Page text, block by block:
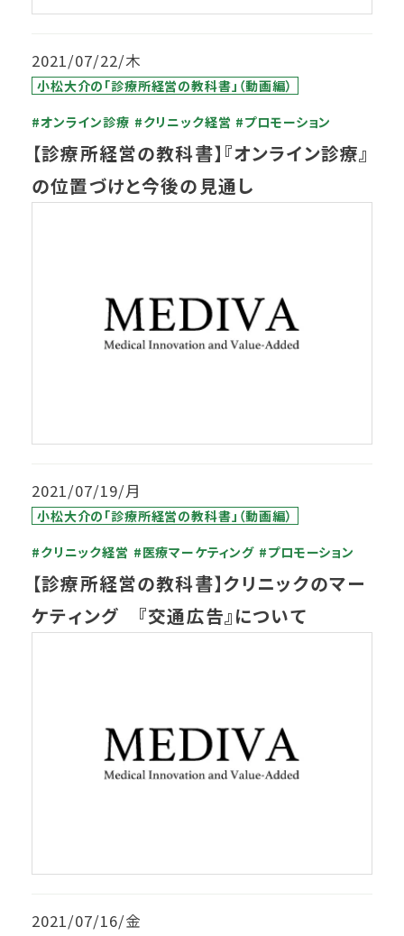
2021/07/22/木
小松大介の「診療所経営の教科書」（動画編）
#オンライン診療 #クリニック経営 #プロモーション
【診療所経営の教科書】『オンライン診療』
の位置づけと今後の見通し
2021/07/19/月
小松大介の「診療所経営の教科書」（動画編）
#クリニック経営 #医療マーケティング #プロモーション
【診療所経営の教科書】クリニックのマー
ケティング 『交通広告』について
2021/07/16/金